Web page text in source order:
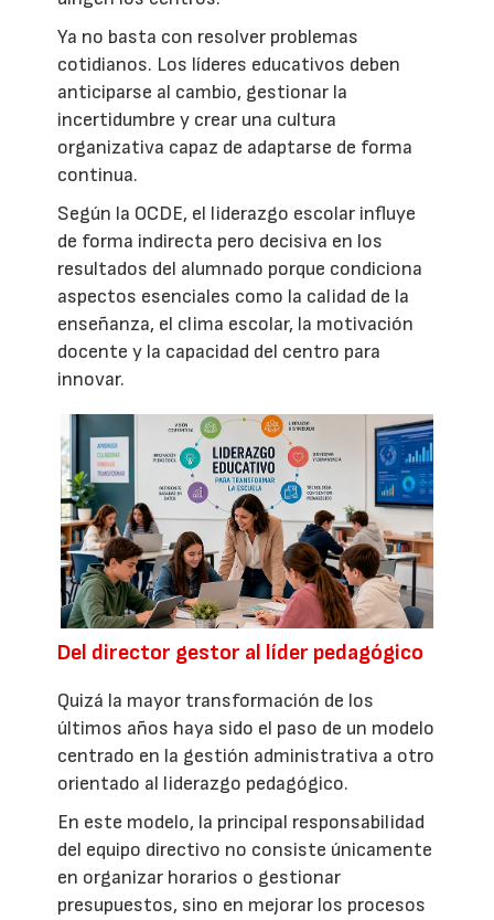
Ya no basta con resolver problemas
cotidianos. Los líderes educativos deben
anticiparse al cambio, gestionar la
incertidumbre y crear una cultura
organizativa capaz de adaptarse de forma
continua.
Según la OCDE, el liderazgo escolar influye
de forma indirecta pero decisiva en los
resultados del alumnado porque condiciona
aspectos esenciales como la calidad de la
enseñanza, el clima escolar, la motivación
docente y la capacidad del centro para
innovar.
Del director gestor al líder pedagógico
Quizá la mayor transformación de los
últimos años haya sido el paso de un modelo
centrado en la gestión administrativa a otro
orientado al liderazgo pedagógico.
En este modelo, la principal responsabilidad
del equipo directivo no consiste únicamente
en organizar horarios o gestionar
presupuestos, sino en mejorar los procesos